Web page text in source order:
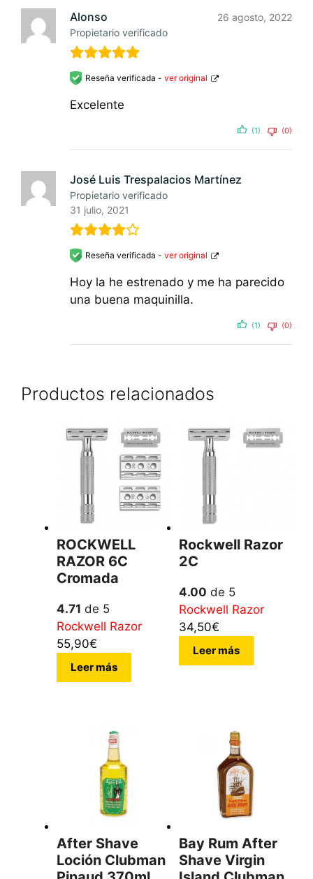
Alonso
Propietario verificado
26 agosto, 2022
Reseña verificada - ver original
Excelente
(1) (0)
José Luis Trespalacios Martínez
Propietario verificado
31 julio, 2021
Reseña verificada - ver original
Hoy la he estrenado y me ha parecido
una buena maquinilla.
(1) (0)
Productos relacionados
ROCKWELL
RAZOR 6C
Cromada
4.71 de 5
Rockwell Razor
55,90€
Leer más
Rockwell Razor
2C
4.00 de 5
Rockwell Razor
34,50€
Leer más
After Shave
Loción Clubman
Bay Rum After
Shave Virgin